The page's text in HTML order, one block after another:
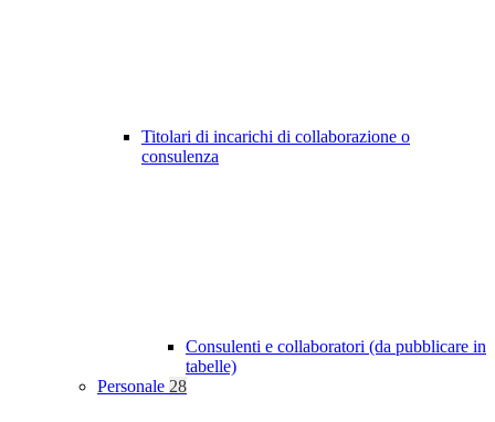
Titolari di incarichi di collaborazione o
consulenza
Consulenti e collaboratori (da pubblicare in
tabelle)
Personale 28